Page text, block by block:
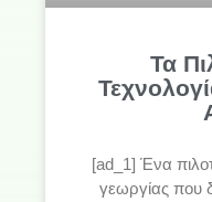
Τα
[ad_1] Ένα
γεωργίας που